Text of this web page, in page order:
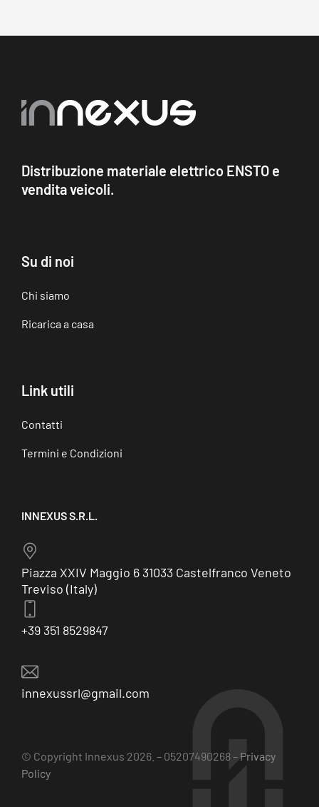
Distribuzione materiale elettrico ENSTO e
vendita veicoli.
Su di noi
Chi siamo
Ricarica a casa
Link utili
Contatti
Termini e Condizioni
INNEXUS S.R.L.
Piazza XXIV Maggio 6 31033 Castelfranco Veneto
Treviso (Italy)
+39 351 8529847
innexussrl@gmail.com
© Copyright Innexus 2026. – 05207490268 –Privacy
Policy